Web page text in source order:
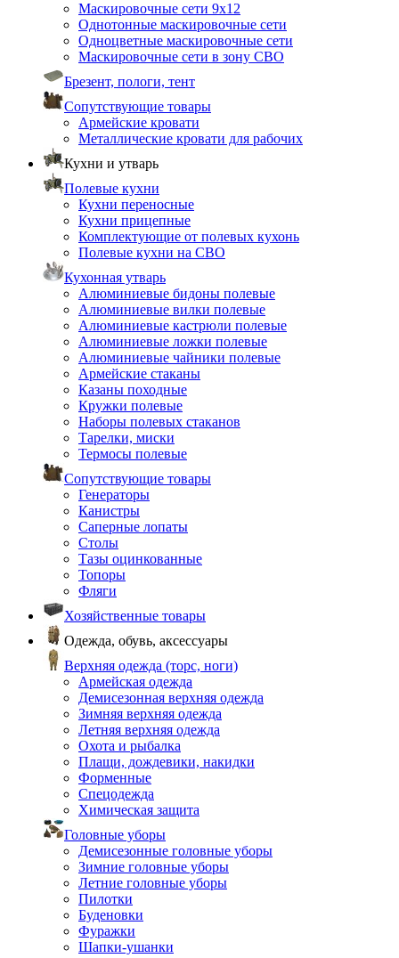
Маскировочные сети 9х12
Однотонные маскировочные сети
Одноцветные маскировочные сети
Маскировочные сети в зону СВО
Брезент, пологи, тент
Сопутствующие товары
Армейские кровати
Металлические кровати для рабочих
Кухни и утварь
Полевые кухни
Кухни переносные
Кухни прицепные
Комплектующие от полевых кухонь
Полевые кухни на СВО
Кухонная утварь
Алюминиевые бидоны полевые
Алюминиевые вилки полевые
Алюминиевые кастрюли полевые
Алюминиевые ложки полевые
Алюминиевые чайники полевые
Армейские стаканы
Казаны походные
Кружки полевые
Наборы полевых стаканов
Тарелки, миски
Термосы полевые
Сопутствующие товары
Генераторы
Канистры
Саперные лопаты
Столы
Тазы оцинкованные
Топоры
Фляги
Хозяйственные товары
Одежда, обувь, аксессуары
Верхняя одежда (торс, ноги)
Армейская одежда
Демисезонная верхняя одежда
Зимняя верхняя одежда
Летняя верхняя одежда
Охота и рыбалка
Плащи, дождевики, накидки
Форменные
Спецодежда
Химическая защита
Головные уборы
Демисезонные головные уборы
Зимние головные уборы
Летние головные уборы
Пилотки
Буденовки
Фуражки
Шапки-ушанки